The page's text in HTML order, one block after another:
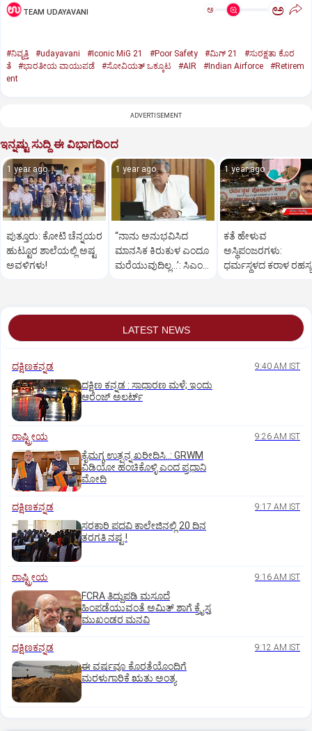
TEAM UDAYAVANI ಅ ಅ
#ನಿವೃತ್ತಿ #udayavani #Iconic MiG 21 #Poor Safety #ಮಿಗ್‌ 21
#ಸುರಕ್ಷತಾ ಕೊರ
ತೆ
#ಭಾರತೀಯ ವಾಯುಪಡೆ #ಸೋವಿಯತ್‌ ಒಕ್ಕೂಟ #AIR #Indian Airforce
#Retirem
ent
ADVERTISEMENT
ಇನ್ನಷ್ಟು ಸುದ್ದಿ ಈ ವಿಭಾಗದಿಂದ
1 year ago
ಪುತ್ತೂರು: ಕೋಟಿ ಚೆನ್ನಯರ
ಹುಟ್ಟೂರ ಶಾಲೆಯಲ್ಲಿ ಅಷ್ಟ
ಅವಳಿಗಳು!
1 year ago
“ನಾನು ಅನುಭವಿಸಿದ
ಮಾನಸಿಕ ಕಿರುಕುಳ ಎಂದೂ
ಮರೆಯುವುದಿಲ್ಲ…’: ಸಿಎಂ
1 year ago
ಕತೆ ಹೇಳುವ
ಅಸ್ಥಿಪಂಜರಗಳು:
ಧರ್ಮಸ್ಥಳದ‌ ಕರಾಳ ರಹಸ್ಯ
LATEST NEWS
ದಕ್ಷಿಣಕನ್ನಡ 9:40 AM IST
ದಕ್ಷಿಣ ಕನ್ನಡ : ಸಾಧಾರಣ ಮಳೆ; ಇಂದು
ಆರೆಂಜ್‌ ಅಲರ್ಟ್
ರಾಷ್ಟ್ರೀಯ 9:26 AM IST
ಕೈಮಗ್ಗ ಉತ್ಪನ್ನ ಖರೀದಿಸಿ..: GRWM
ವಿಡಿಯೋ ಹಂಚಿಕೊಳ್ಳಿ ಎಂದ ಪ್ರಧಾನಿ
ಮೋದಿ
ದಕ್ಷಿಣಕನ್ನಡ 9:17 AM IST
ಸರಕಾರಿ ಪದವಿ ಕಾಲೇಜಿನಲ್ಲಿ 20 ದಿನ
ತರಗತಿ ನಷ್ಟ !
ರಾಷ್ಟ್ರೀಯ 9:16 AM IST
FCRA ತಿದ್ದುಪಡಿ ಮಸೂದೆ
ಹಿಂಪಡೆಯುವಂತೆ ಅಮಿತ್‌ ಶಾಗೆ ಕ್ರೈಸ್ತ
ಮುಖಂಡರ ಮನವಿ
ದಕ್ಷಿಣಕನ್ನಡ 9:12 AM IST
ಈ ವರ್ಷವೂ ಕೊರತೆಯೊಂದಿಗೆ
ಮರಳುಗಾರಿಕೆ ಋತು ಅಂತ್ಯ